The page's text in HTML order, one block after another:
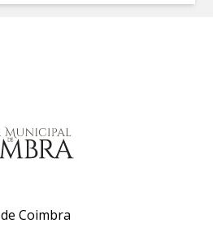
Coimbra